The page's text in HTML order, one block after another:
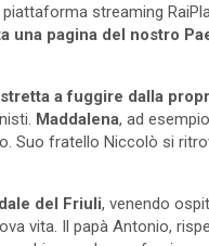
streaming
una pagina del nostro
a fuggire dalla
Maddalena, ad
Suo fratello Niccolò si
del Friuli, venendo
vita. Il papà Antonio,